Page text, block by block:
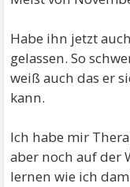
Habe ihn jetzt
gelassen. So
weiß auch das er
kann.
Ich habe mir
aber noch auf der
lernen wie ich